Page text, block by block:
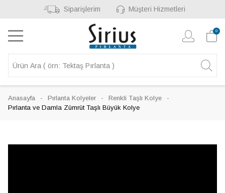
Siparişlerim Müşteri Hizmetleri
0
Anasayfa Pırlanta Kolyeler
Renkli Taşlı Kolye
Pırlanta ve Damla Zümrüt Taşlı Büyük Kolye